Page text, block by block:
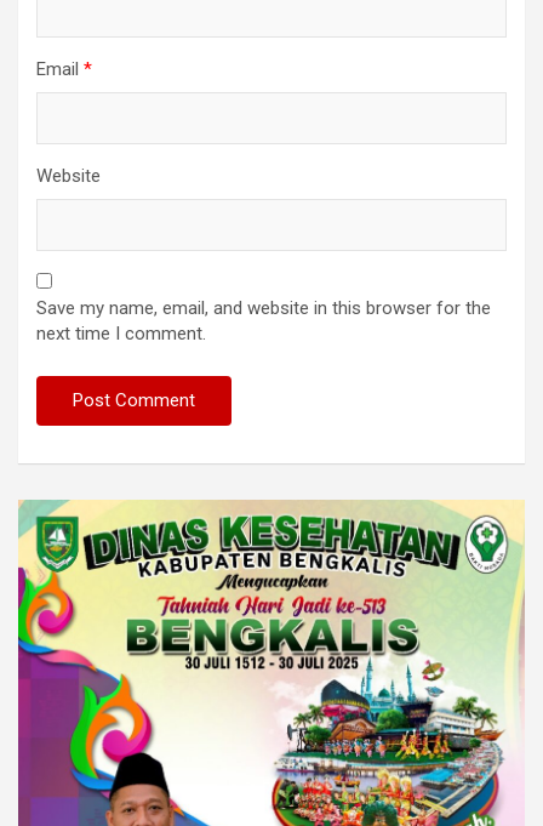
Email *
Website
Save my name, email, and website in this browser for the
next time I comment.